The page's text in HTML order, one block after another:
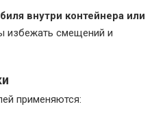
внутри контейнера или
избежать смещений и
применяются: